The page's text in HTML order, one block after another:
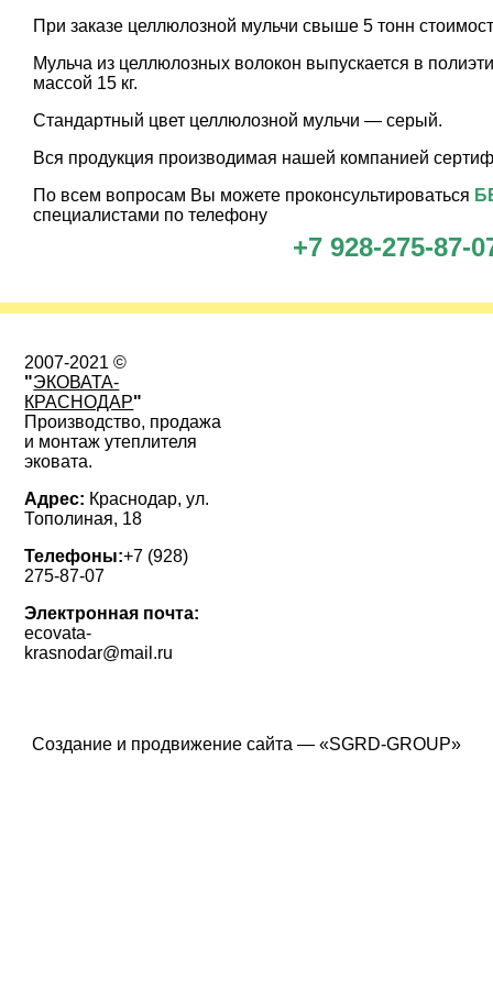
При заказе целлюлозной мульчи свыше 5 тонн
Мульча из целлюлозных волокон выпускается в
массой 15 кг.
Стандартный цвет целлюлозной мульчи — серый.
Вся продукция производимая нашей компанией
По всем вопросам Вы можете проконсультироваться
специалистами по телефону
+7 928-275-87-
2007-2021 ©
"ЭКОВАТА-
КРАСНОДАР"
Производство, продажа
и монтаж утеплителя
эковата.
Адрес: Краснодар, ул.
Тополиная, 18
Телефоны:+7 (928)
275-87-07
Электронная почта:
ecovata-
krasnodar@mail.ru
Создание и продвижение сайта — «SGRD-GROUP»